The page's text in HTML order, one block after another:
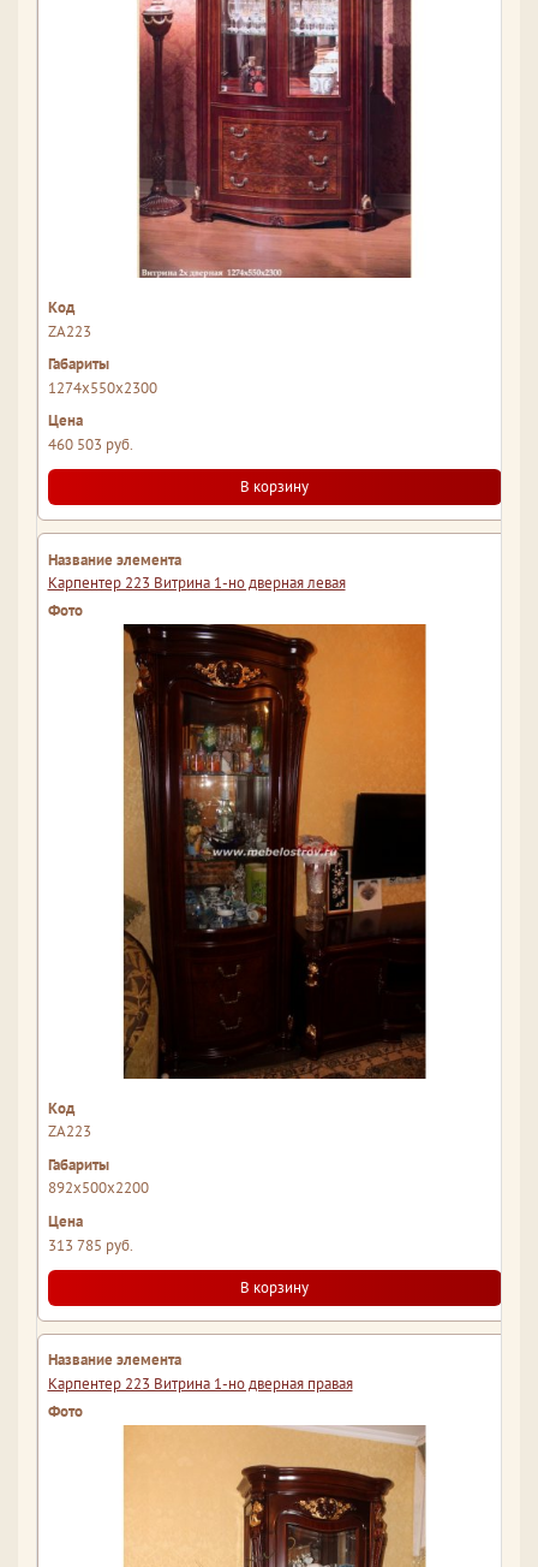
ZA223
1274x550x2300
460 503 руб.
В корзину
Карпентер 223 Витрина 1-но дверная левая
ZA223
892x500x2200
313 785 руб.
В корзину
Карпентер 223 Витрина 1-но дверная правая